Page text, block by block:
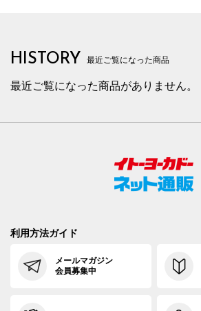
HISTORY 最近ご覧になった商品
最近ご覧になった商品がありません。
利用方法ガイド
メールマガジン
会員募集中